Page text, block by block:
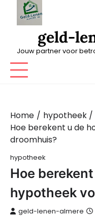
geld-
Jouw partner voor
Home
hypotheek
Hoe berekent u de
droomhuis?
hypotheek
Hoe
hypotheek
geld-lenen-almere